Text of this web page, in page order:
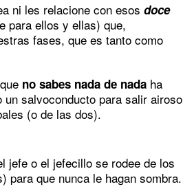
ni les relacione con esos doce
para ellos y ellas) que,
fases, que es tanto como
no sabes nada de nada ha
salvoconducto para salir airoso
(o de las dos).
jefe o el jefecillo se rodee de los
para que nunca le hagan sombra.